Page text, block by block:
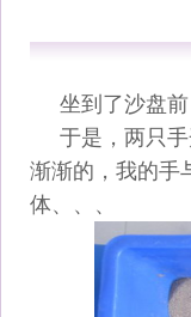
坐到了沙盘前
于是，两只
渐渐的，我的手
体、、、